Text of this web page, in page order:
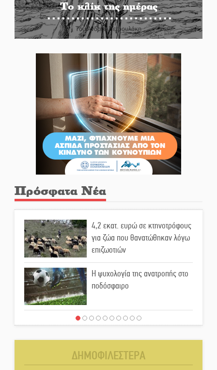
Το κλίκ της ημέρας
Του Ανδρέα Πετρουλάκη
Πρόσφατα Νέα
4,2 εκατ. ευρώ σε κτηνοτρόφους
για ζώα που θανατώθηκαν λόγω
επιζωοτιών
Η ψυχολογία της ανατροπής στο
ποδόσφαιρο
Ένα «ταξίδι» τέχνης και
ΔΗΜΟΦΙΛΕΣΤΕΡΑ